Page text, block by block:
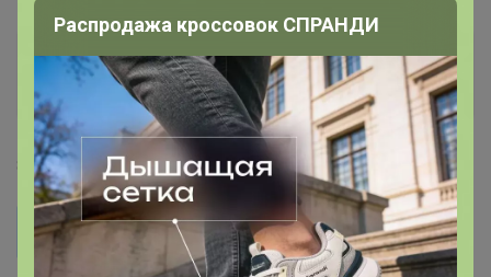
Странница
Серебряный организатор
8 февраля, 2025 14:19 1
Грейс
Странница, добрый вечер. добавьте пжст новинки
Распродажа кроссовок СПРАНДИ